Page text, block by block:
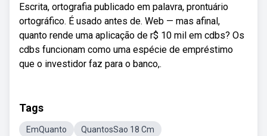
Escrita, ortografia publicado em palavra, prontuário
ortográfico. É usado antes de. Web — mas afinal,
quanto rende uma aplicação de r$ 10 mil em cdbs? Os
cdbs funcionam como uma espécie de empréstimo
que o investidor faz para o banco,.
Tags
EmQuanto
QuantosSao 18 Cm